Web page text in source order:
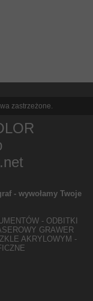
- wywołamy Twoje
- ODBITKI
GRAWER
AKRYLOWYM -
zastrzeżone.